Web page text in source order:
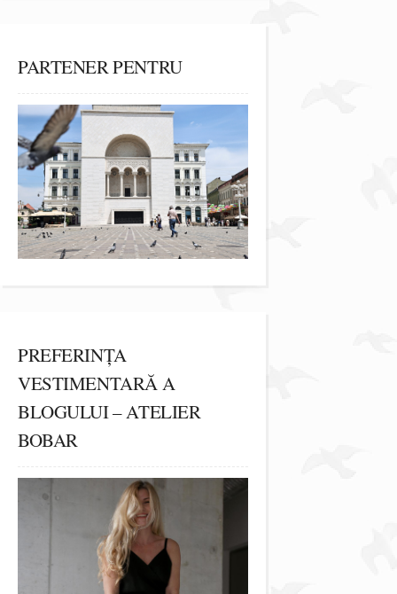
PARTENER PENTRU
PREFERINȚA
VESTIMENTARĂ A
BLOGULUI – ATELIER
BOBAR